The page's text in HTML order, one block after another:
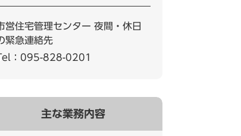
営住宅管理センター 夜間・休日
緊急連絡先
：095-828-0201
主な業務内容